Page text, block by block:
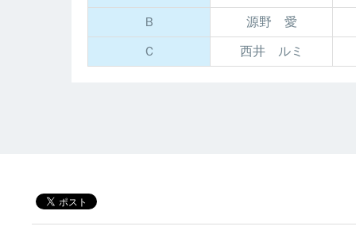
Ｂ 源野 愛
Ｃ 西井 ルミ